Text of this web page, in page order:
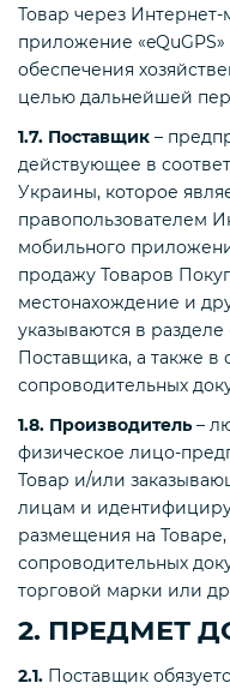
Товар через
приложение
обеспечения
целью дальнейшей
1.7. Поставщик –
действующее в
Украины, которое
правопользователем
мобильного
продажу Товаров
местонахождение и
указываются в разделе
Поставщика, а также в
сопроводительных
1.8. Производитель –
физическое лицо-
Товар и/или
лицам и
размещения на
сопроводительных
торговой марки или
2. ПРЕДМЕТ
2.1. Поставщик